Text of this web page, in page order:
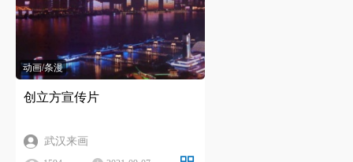
动画/条漫
创立方宣传片
武汉来画